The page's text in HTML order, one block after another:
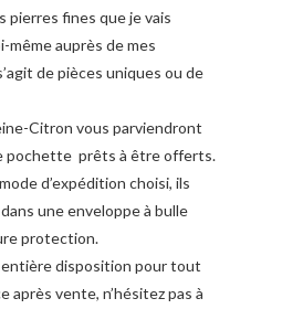
pierres fines que je vais
même auprès de mes
de pièces uniques ou de
Citron vous parviendront
pochette prêts à être offerts.
d’expédition choisi, ils
une enveloppe à bulle
protection.
entière disposition pour tout
après vente, n’hésitez pas à